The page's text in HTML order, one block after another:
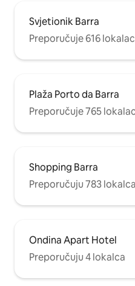
Svjetionik Barra
Preporučuje 616
Plaža Porto da Barra
Preporučuje 765
Shopping Barra
Preporučuju 783 lokalca
Ondina Apart Hotel
Preporučuju 4 lokalca